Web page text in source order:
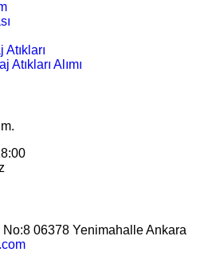
Atıkları
Atıkları Alımı
No:8 06378 Yenimahalle Ankara